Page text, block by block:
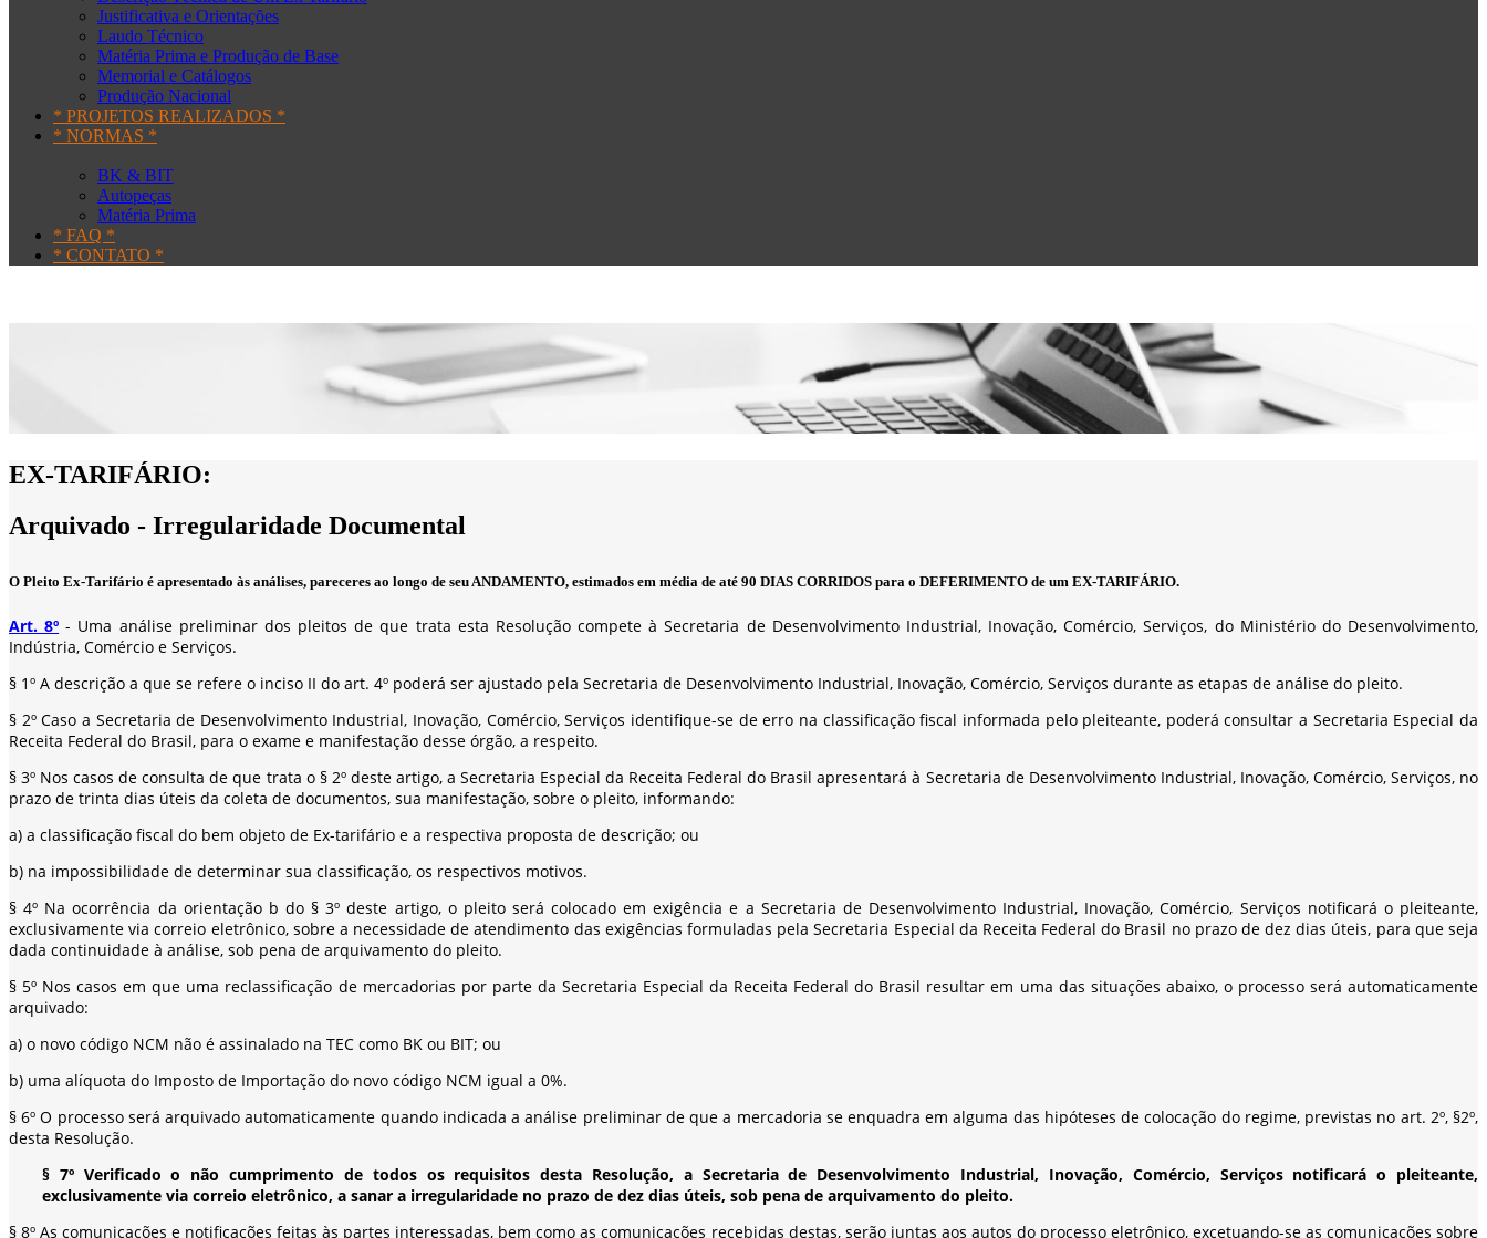
Justificativa e Orientações
Laudo Técnico
Matéria Prima e Produção de Base
Memorial e Catálogos
Produção Nacional
* PROJETOS REALIZADOS *
* NORMAS *
BK & BIT
Autopeças
Matéria Prima
* FAQ *
* CONTATO *
EX-TARIFÁRIO:
Arquivado - Irregularidade Documental
O Pleito Ex-Tarifário é apresentado às análises, pareceres ao longo de seu ANDAMENTO, estimados em média de até 90 DIAS CORRIDOS para o DEFERIMENTO de um EX-TARIFÁRIO.
Art. 8º - Uma análise preliminar dos pleitos de que trata esta Resolução compete à Secretaria de Desenvolvimento Industrial, Inovação, Comércio, Serviços, do Ministério do Desenvolvimento,
Indústria, Comércio e Serviços.
§ 1º A descrição a que se refere o inciso II do art. 4º poderá ser ajustado pela Secretaria de Desenvolvimento Industrial, Inovação, Comércio, Serviços durante as etapas de análise do pleito.
§ 2º Caso a Secretaria de Desenvolvimento Industrial, Inovação, Comércio, Serviços identifique-se de erro na classificação fiscal informada pelo pleiteante, poderá consultar a Secretaria Especial da
Receita Federal do Brasil, para o exame e manifestação desse órgão, a respeito.
§ 3º Nos casos de consulta de que trata o § 2º deste artigo, a Secretaria Especial da Receita Federal do Brasil apresentará à Secretaria de Desenvolvimento Industrial, Inovação, Comércio, Serviços, no
prazo de trinta dias úteis da coleta de documentos, sua manifestação, sobre o pleito, informando:
a) a classificação fiscal do bem objeto de Ex-tarifário e a respectiva proposta de descrição; ou
b) na impossibilidade de determinar sua classificação, os respectivos motivos.
§ 4º Na ocorrência da orientação b do § 3º deste artigo, o pleito será colocado em exigência e a Secretaria de Desenvolvimento Industrial, Inovação, Comércio, Serviços notificará o pleiteante,
exclusivamente via correio eletrônico, sobre a necessidade de atendimento das exigências formuladas pela Secretaria Especial da Receita Federal do Brasil no prazo de dez dias úteis, para que seja
dada continuidade à análise, sob pena de arquivamento do pleito.
§ 5º Nos casos em que uma reclassificação de mercadorias por parte da Secretaria Especial da Receita Federal do Brasil resultar em uma das situações abaixo, o processo será automaticamente
arquivado:
a) o novo código NCM não é assinalado na TEC como BK ou BIT; ou
b) uma alíquota do Imposto de Importação do novo código NCM igual a 0%.
§ 6º O processo será arquivado automaticamente quando indicada a análise preliminar de que a mercadoria se enquadra em alguma das hipóteses de colocação do regime, previstas no art. 2º, §2º,
desta Resolução.
§ 7º Verificado o não cumprimento de todos os requisitos desta Resolução, a Secretaria de Desenvolvimento Industrial, Inovação, Comércio, Serviços notificará o pleiteante,
exclusivamente via correio eletrônico, a sanar a irregularidade no prazo de dez dias úteis, sob pena de arquivamento do pleito.
§ 8º As comunicações e notificações feitas às partes interessadas, bem como as comunicações recebidas destas, serão juntas aos autos do processo eletrônico, excetuando-se as comunicações sobre